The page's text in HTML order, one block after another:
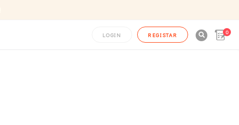
LOGIN REGISTAR 0